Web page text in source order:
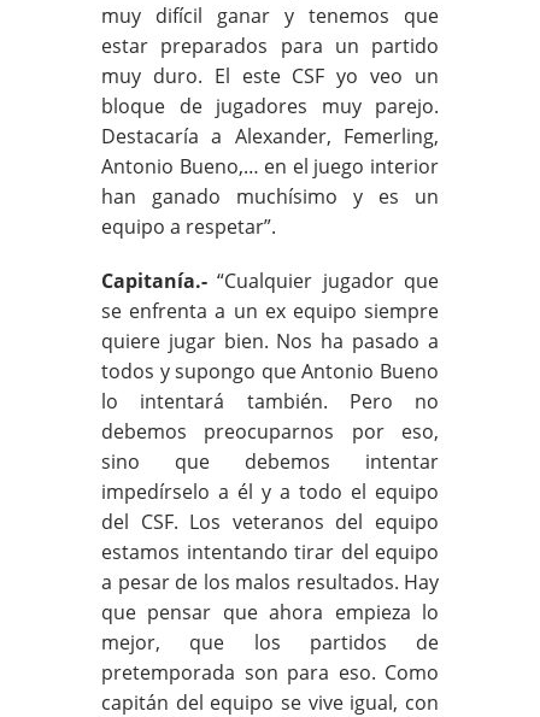
muy difícil ganar y tenemos que
estar preparados para un partido
muy duro. El este CSF yo veo un
bloque de jugadores muy parejo.
Destacaría a Alexander, Femerling,
Antonio Bueno,… en el juego interior
han ganado muchísimo y es un
equipo a respetar”.
Capitanía.-“Cualquier jugador que
se enfrenta a un ex equipo siempre
quiere jugar bien. Nos ha pasado a
todos y supongo que Antonio Bueno
lo intentará también. Pero no
debemos preocuparnos por eso,
sino que debemos intentar
impedírselo a él y a todo el equipo
del CSF. Los veteranos del equipo
estamos intentando tirar del equipo
a pesar de los malos resultados. Hay
que pensar que ahora empieza lo
mejor, que los partidos de
pretemporada son para eso. Como
capitán del equipo se vive igual, con